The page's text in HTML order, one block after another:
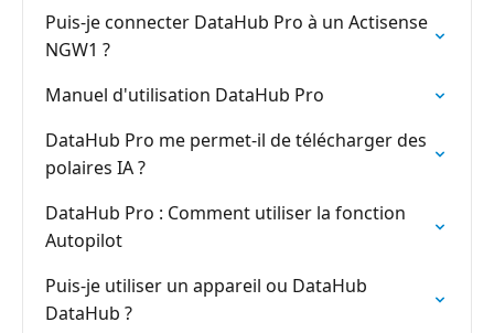
Puis-je connecter DataHub Pro à un Actisense
NGW1 ?
Manuel d'utilisation DataHub Pro
DataHub Pro me permet-il de télécharger des
polaires IA ?
DataHub Pro : Comment utiliser la fonction
Autopilot
Puis-je utiliser un appareil ou DataHub
DataHub ?